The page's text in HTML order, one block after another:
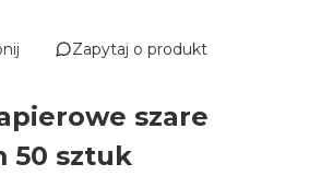
Zapytaj o produkt
szare
50 sztuk